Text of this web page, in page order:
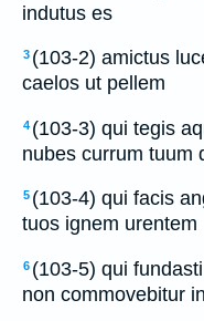
indutus es
3 (103-2) amictus
caelos ut pellem
4 (103-3) qui tegis
nubes currum tuum
5 (103-4) qui facis
tuos ignem urentem
6 (103-5) qui
non commovebitur